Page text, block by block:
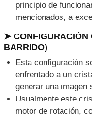
principio de
mencionados, a
➤ CONFIGURACIÓN
BARRIDO)
Esta configuración
enfrentado a un
generar una imagen
Usualmente este
motor de rotación,